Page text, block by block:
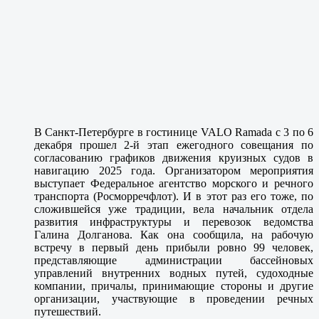
В Санкт-Петербурге в гостинице VALO Ramada с 3 по 6
декабря прошел 2-й этап ежегодного совещания по
согласованию графиков движения круизных судов в
навигацию 2025 года. Организатором мероприятия
выступает Федеральное агентство морского и речного
транспорта (Росморречфлот). И в этот раз его тоже, по
сложившейся уже традиции, вела начальник отдела
развития инфраструктуры и перевозок ведомства
Галина Долганова. Как она сообщила, на рабочую
встречу в первый день прибыли ровно 99 человек,
представляющие администрации бассейновых
управлений внутренних водных путей, судоходные
компании, причалы, принимающие стороны и другие
организации, участвующие в проведении речных
путешествий.